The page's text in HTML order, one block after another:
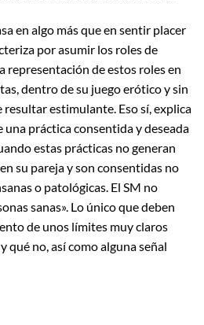
en algo más que en sentir placer
por asumir los roles de
representación de estos roles en
dentro de su juego erótico y sin
estimulante. Eso sí, explica
una práctica consentida y deseada
estas prácticas no generan
su pareja y son consentidas no
o patológicas. El SM no
sanas». Lo único que deben
de unos límites muy claros
qué no, así como alguna señal